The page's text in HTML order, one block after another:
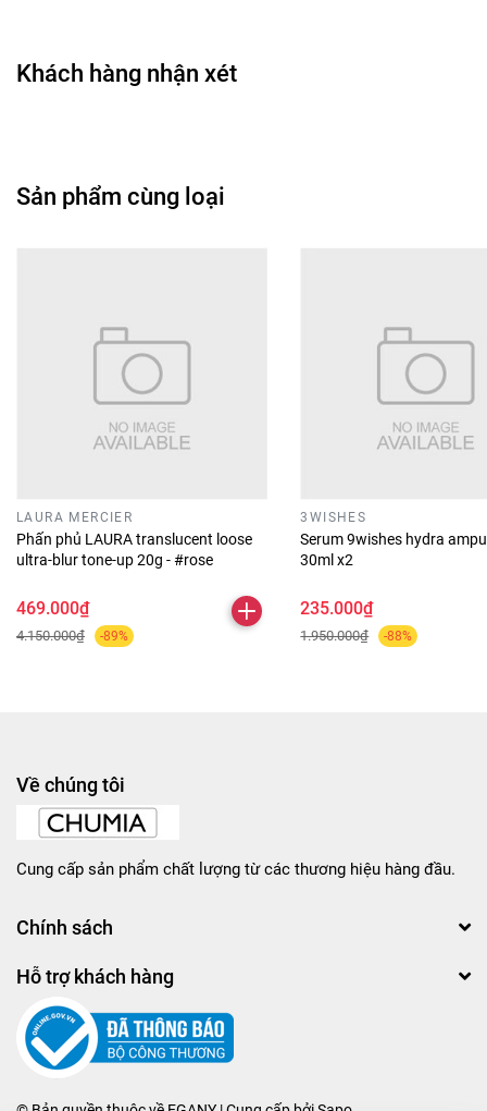
Khách hàng nhận xét
Sản phẩm cùng loại
LAURA MERCIER
Phấn phủ LAURA translucent loose
ultra-blur tone-up 20g - #rose
469.000₫
4.150.000₫ -89%
3WISHES
Serum 9wishes hydra
30ml x2
235.000₫
1.950.000₫ -88%
Về chúng tôi
Cung cấp sản phẩm chất lượng từ các thương hiệu hàng đầu.
Chính sách
Hỗ trợ khách hàng